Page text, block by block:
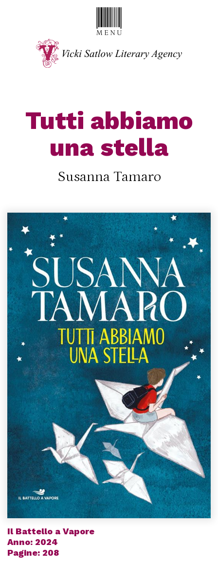
Tutti abbiamo
una stella
Susanna Tamaro
Il Battello a Vapore
Anno: 2024
Pagine: 208